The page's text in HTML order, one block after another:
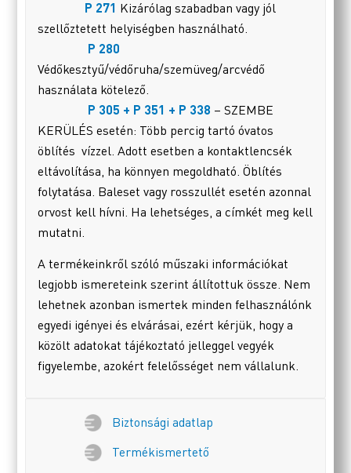
P 271 Kizárólag szabadban vagy jól
szellőztetett helyiségben használható.
P 280
Védőkesztyű/védőruha/szemüveg/arcvédő
használata kötelező.
P 305 + P 351 + P 338 – SZEMBE
KERÜLÉS esetén: Több percig tartó óvatos
öblítés vízzel. Adott esetben a kontaktlencsék
eltávolítása, ha könnyen megoldható. Öblítés
folytatása. Baleset vagy rosszullét esetén azonnal
orvost kell hívni. Ha lehetséges, a címkét meg kell
mutatni.
A termékeinkről szóló műszaki információkat
legjobb ismereteink szerint állítottuk össze. Nem
lehetnek azonban ismertek minden felhasználónk
egyedi igényei és elvárásai, ezért kérjük, hogy a
közölt adatokat tájékoztató jelleggel vegyék
figyelembe, azokért felelősséget nem vállalunk.
Biztonsági adatlap
Termékismertető